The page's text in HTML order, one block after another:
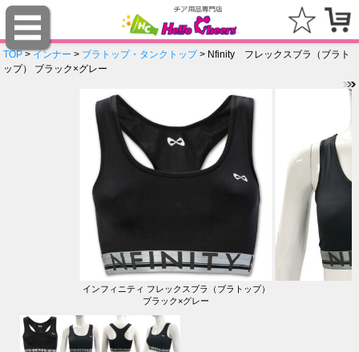
TOP>インナー > ブラトップ・タンクトップ> Nfinity フレックスブラ（ブラト
ップ） ブラック×グレー
インフィニティ フレックスブラ（ブラトップ）
ブラック×グレー